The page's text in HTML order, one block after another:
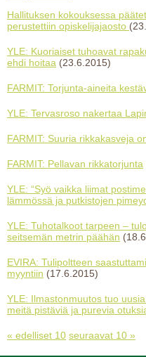
Hallituksen kokouksessa
perustettiin opiskelijajaosto
YLE: Kuoriaiset tuhoavat
ehdi hoitaa (23.6.2015)
FARMIT: Torjunta-aineita
YLE: Tervasroso nakertaa
FARMIT: Suuria rikkakasveja
FARMIT: Pellavan rikkatorjunta
YLE: “Syö vaikka liimat
lämmössä ja putkistojen
YLE: Tuhotalkoot tarpeen –
seitsemän metrin päähän
EVIRA: Tulipoltteen
myyntiin (17.6.2015)
YLE: Ilmastonmuutos tuo
meitä pistäviä ja purevia
« edelliset 10 seuraavat 10 »